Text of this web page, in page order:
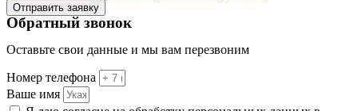
Отправить заявку
Обратный звонок
Оставьте свои данные и мы вам перезвоним
Номер телефона
Ваше имя